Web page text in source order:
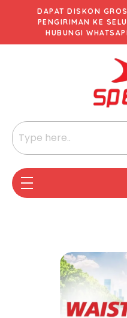
DAPAT DISKON
PENGIRIMAN KE
HUBUNGI